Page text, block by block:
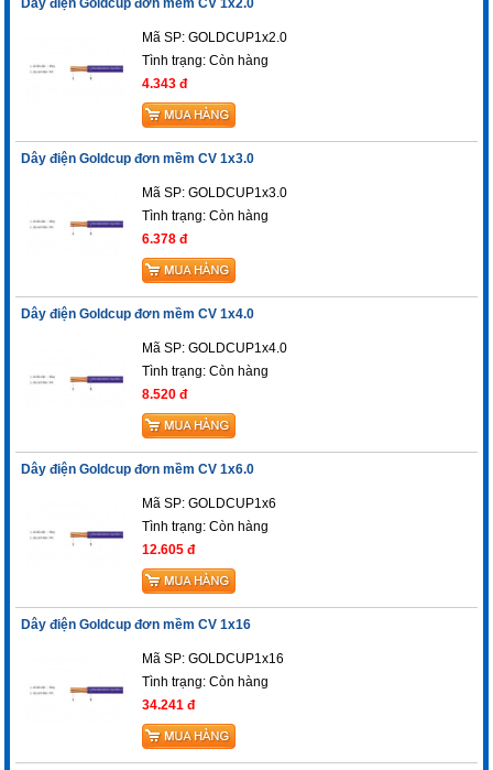
Mã SP: GOLDCUP1x2.0
Tình trạng:Còn hàng
4.343 đ
Dây điện Goldcup đơn mềm CV 1x3.0
Mã SP: GOLDCUP1x3.0
Tình trạng:Còn hàng
6.378 đ
Dây điện Goldcup đơn mềm CV 1x4.0
Mã SP: GOLDCUP1x4.0
Tình trạng:Còn hàng
8.520 đ
Dây điện Goldcup đơn mềm CV 1x6.0
Mã SP: GOLDCUP1x6
Tình trạng:Còn hàng
12.605 đ
Dây điện Goldcup đơn mềm CV 1x16
Mã SP: GOLDCUP1x16
Tình trạng:Còn hàng
34.241 đ